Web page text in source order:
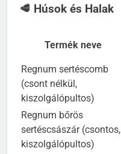
🥩 Húsok és Halak
Termék neve
Regnum sertéscomb
(csont nélkül,
kiszolgálópultos)
Regnum bőrös
sertéscsászár (csontos,
kiszolgálópultos)